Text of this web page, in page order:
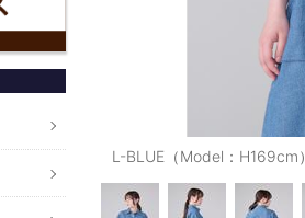
L-BLUE（Model：H169cm）